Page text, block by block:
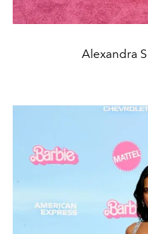
Alexandra